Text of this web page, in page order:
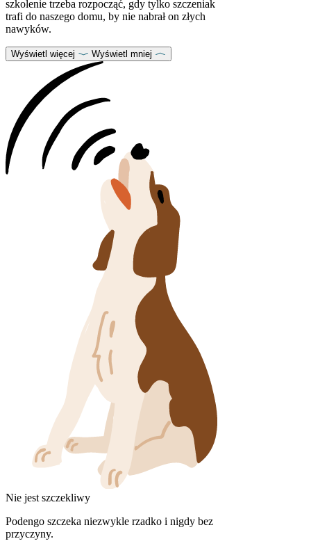
szkolenie trzeba rozpocząć, gdy tylko szczeniak
trafi do naszego domu, by nie nabrał on złych
nawyków.
Wyświetl więcej Wyświetl mniej
Nie jest szczekliwy
Podengo szczeka niezwykle rzadko i nigdy bez
przyczyny.